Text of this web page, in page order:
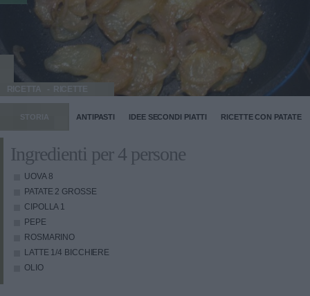
RICETTA
STORIA ANTIPASTI IDEE SECONDI PIATTI RICETTE CON PATATE
Ingredienti per 4 persone
UOVA 8
PATATE 2 GROSSE
CIPOLLA 1
PEPE
ROSMARINO
LATTE 1/4 BICCHIERE
OLIO